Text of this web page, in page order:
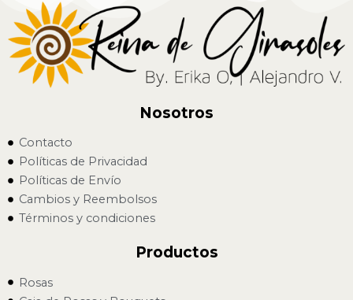
Nosotros
Contacto
Políticas de Privacidad
Políticas de Envío
Cambios y Reembolsos
Términos y condiciones
Productos
Rosas